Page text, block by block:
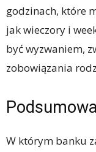
godzinach, które
jak wieczory i
być wyzwaniem,
zobowiązania
W którym banku